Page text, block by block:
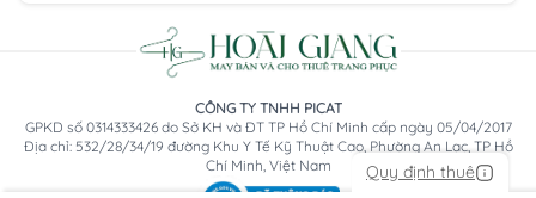
Quy định thuê
CÔNG TY TNHH PICAT
GPKD số 0314333426 do Sở KH và ĐT TP Hồ Chí Minh cấp ngày 05/04/2017
Địa chỉ: 532/28/34/19 đường Khu Y Tế Kỹ Thuật Cao, Phường An Lạc, TP Hồ
Chí Minh, Việt Nam